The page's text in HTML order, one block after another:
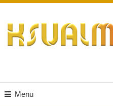
Content
Menu